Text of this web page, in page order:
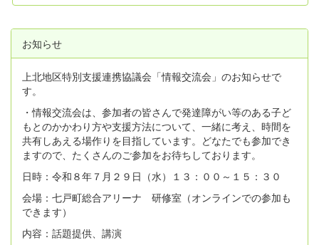
お知らせ
上北地区特別支援連携協議会「情報交流会」のお知らせで
す。
・情報交流会は、参加者の皆さんで発達障がい等のある子ど
もとのかかわり方や支援方法について、一緒に考え、時間を
共有しあえる場作りを目指しています。どなたでも参加でき
ますので、たくさんのご参加をお待ちしております。
日時：令和８年７月２９日（水）１３：００～１５：３０
会場：七戸町総合アリーナ 研修室（オンラインでの参加も
できます）
内容：話題提供、講演